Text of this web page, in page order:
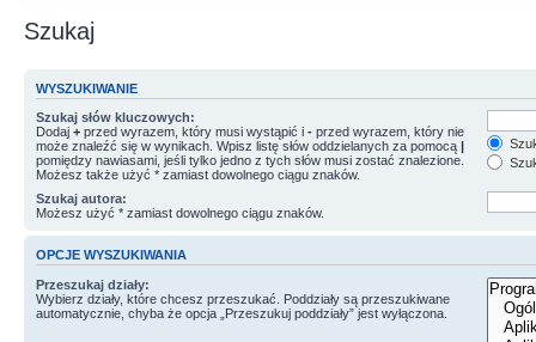
Szukaj
WYSZUKIWANIE
Szukaj słów kluczowych:
Dodaj + przed wyrazem, który musi wystąpić i - przed wyrazem, który nie
może znaleźć się w wynikach. Wpisz listę słów oddzielanych za pomocą |
pomiędzy nawiasami, jeśli tylko jedno z tych słów musi zostać znalezione.
Możesz także użyć * zamiast dowolnego ciągu znaków.
Szukaj autora:
Możesz użyć * zamiast dowolnego ciągu znaków.
OPCJE WYSZUKIWANIA
Przeszukaj działy:
Wybierz działy, które chcesz przeszukać. Poddziały są przeszukiwane
automatycznie, chyba że opcja „Przeszukuj poddziały” jest wyłączona.